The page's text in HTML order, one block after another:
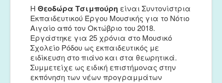
Η Θεοδώρα Τσιμπούρη είναι Συντονίστρια
Εκπαιδευτικού Έργου Μουσικής για το Νότιο
Αιγαίο από τον Οκτώβριο του 2018.
Εργάστηκε για 25 χρόνια στο Μουσικό
Σχολείο Ρόδου ως εκπαιδευτικός με
ειδίκευση στο πιάνο και στα θεωρητικά.
Συμμετείχε ως ειδική επιστήμονας στην
εκπόνηση των νέων προγραμμάτων